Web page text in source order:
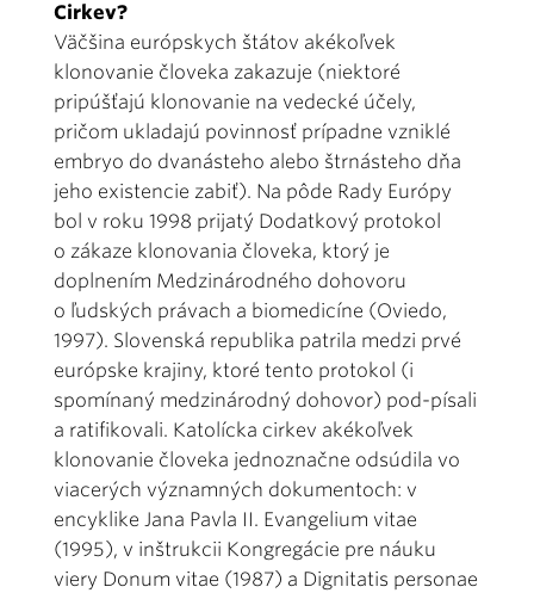
Cirkev?
Väčšina európskych štátov akékoľ­vek
klonovanie človeka zakazuje (nie­ktoré
pripúšťajú klonovanie na vedecké účely,
pričom ukladajú povinnosť prípadne vzniklé
embryo do dvanásteho alebo štrnásteho dňa
jeho exis­tencie zabiť). Na pôde Rady Európy
bol v roku 1998 prijatý Dodatkový protokol
o zákaze klonovania človeka, ktorý je
doplnením Medzinárodného dohovoru
o ľudských právach a biomedicíne (Oviedo,
1997). Slovenská republika patrila medzi prvé
európske krajiny, ktoré tento protokol (i
spomínaný medzinárodný dohovor) pod-písali
a ratifikovali. Katolícka cirkev akékoľvek
klonovanie človeka jednoznačne odsúdila vo
viacerých významných dokumentoch: v
encyklike Jana Pavla II. Evangelium vitae
(1995), v inštrukcii Kongregácie pre náuku
viery Donum vitae (1987) a Dignitatis personae